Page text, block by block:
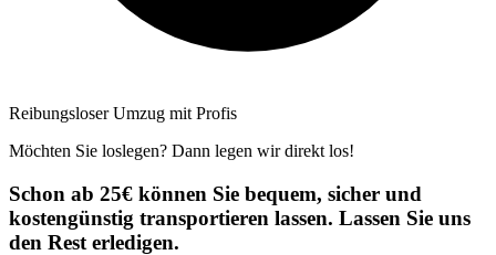
Reibungsloser Umzug mit Profis
Möchten Sie loslegen? Dann legen wir direkt los!
Schon ab 25€ können Sie bequem, sicher und
kostengünstig transportieren lassen. Lassen Sie uns
den Rest erledigen.